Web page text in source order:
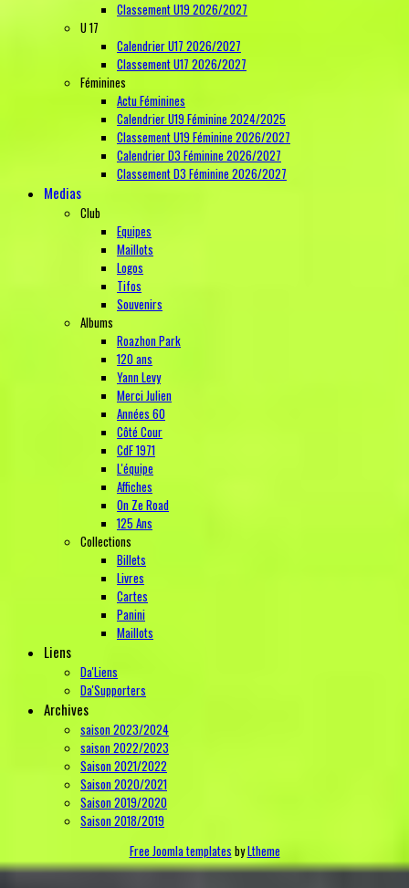
Classement U19 2026/2027
U 17
Calendrier U17 2026/2027
Classement U17 2026/2027
Féminines
Actu Féminines
Calendrier U19 Féminine 2024/2025
Classement U19 Féminine 2026/2027
Calendrier D3 Féminine 2026/2027
Classement D3 Féminine 2026/2027
Medias
Club
Equipes
Maillots
Logos
Tifos
Souvenirs
Albums
Roazhon Park
120 ans
Yann Levy
Merci Julien
Années 60
Côté Cour
CdF 1971
L'équipe
Affiches
On Ze Road
125 Ans
Collections
Billets
Livres
Cartes
Panini
Maillots
Liens
Da'Liens
Da'Supporters
Archives
saison 2023/2024
saison 2022/2023
Saison 2021/2022
Saison 2020/2021
Saison 2019/2020
Saison 2018/2019
Free Joomla templates byLtheme